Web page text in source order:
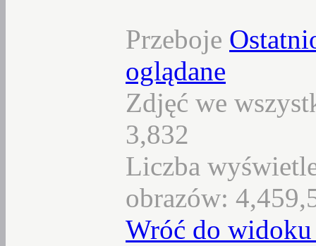
Przeboje
oglądane
Zdjęć we
3,832
Liczba
obrazów:
Wróć do